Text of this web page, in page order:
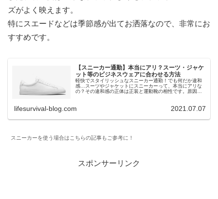
ズがよく映えます。
特にスエードなどは季節感が出てお洒落なので、非常にお
すすめです。
【スニーカー通勤】本当にアリ？スーツ・ジャケ
ット等のビジネスウェアに合わせる方法
軽快でスタイリッシュなスニーカー通勤！でも何だか違和
感…スーツやジャケットにスニーカーって、本当にアリな
の？その違和感の正体は正装と運動靴の相性です。原因と
せやすい、シンプルなおすすめスニーカーも紹介。
lifesurvival-blog.com 2021.07.07
スニーカーを使う場合はこちらの記事もご参考に！
スポンサーリンク